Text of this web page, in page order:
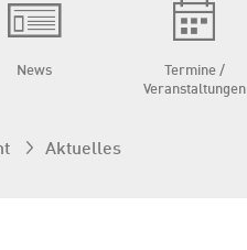
News
Termine /
Veranstaltungen
Aktuelles